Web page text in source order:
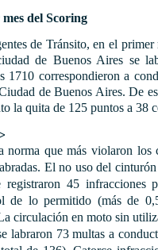
del Scoring
de Tránsito, en el
de Buenos Aires se
1710 correspondieron a
de Buenos Aires. De
la quita de 125 puntos a 38
que más violaron los
El no uso del
registraron 45 infracciones
de lo permitido (más de
circulación en moto sin
labraron 73 multas a